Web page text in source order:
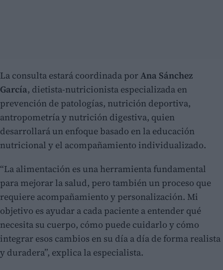
La consulta estará coordinada porAna Sánchez
García, dietista-nutricionista especializada en
prevención de patologías, nutrición deportiva,
antropometría y nutrición digestiva, quien
desarrollará un enfoque basado en la educación
nutricional y el acompañamiento individualizado.
“La alimentación es una herramienta fundamental
para mejorar la salud, pero también un proceso que
requiere acompañamiento y personalización. Mi
objetivo es ayudar a cada paciente a entender qué
necesita su cuerpo, cómo puede cuidarlo y cómo
integrar esos cambios en su día a día de forma realista
y duradera”, explica la especialista.